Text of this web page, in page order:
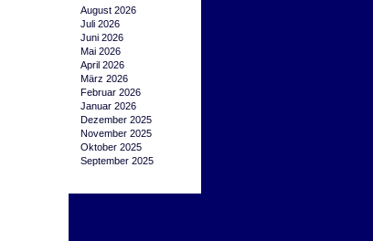
August 2026
Juli 2026
Juni 2026
Mai 2026
April 2026
März 2026
Februar 2026
Januar 2026
Dezember 2025
November 2025
Oktober 2025
September 2025